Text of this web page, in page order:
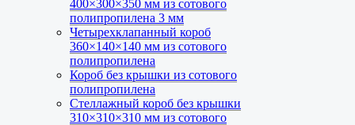
400×300×350 мм из сотового
полипропилена 3 мм
Четырехклапанный короб
360×140×140 мм из сотового
полипропилена
Короб без крышки из сотового
полипропилена
Стеллажный короб без крышки
310×310×310 мм из сотового